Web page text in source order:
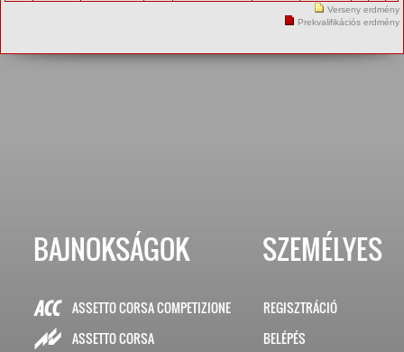
Verseny erdmény
Prekvalifikációs erdmény
BAJNOKSÁGOK
ASSETTO CORSA COMPETIZIONE
ASSETTO CORSA
SZEMÉLYES
REGISZTRÁCIÓ
BELÉPÉS